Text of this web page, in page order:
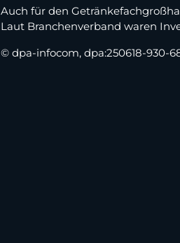
Auch für den
Laut Branchenverband waren
© dpa-infocom, dpa:250618-930-